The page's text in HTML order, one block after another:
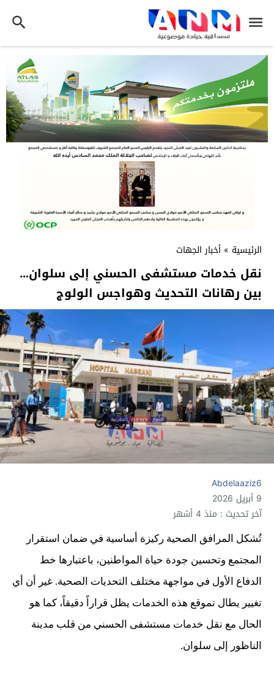
الرئيسية » أخبار الجهات
نقل خدمات مستشفى الحسني إلى سلوان…
بين رهانات التحديث وهواجس الولوج
Abdelaaziz6
9 أبريل 2026
آخر تحديث : منذ 4 أشهر
تُشكل المرافق الصحية ركيزة أساسية في ضمان استقرار
المجتمع وتحسين جودة حياة المواطنين، باعتبارها خط
الدفاع الأول في مواجهة مختلف التحديات الصحية. غير أن أي
تغيير يطال تموقع هذه الخدمات يظل قراراً دقيقاً، كما هو
الحال مع نقل خدمات مستشفى الحسني من قلب مدينة
الناظور إلى سلوان.